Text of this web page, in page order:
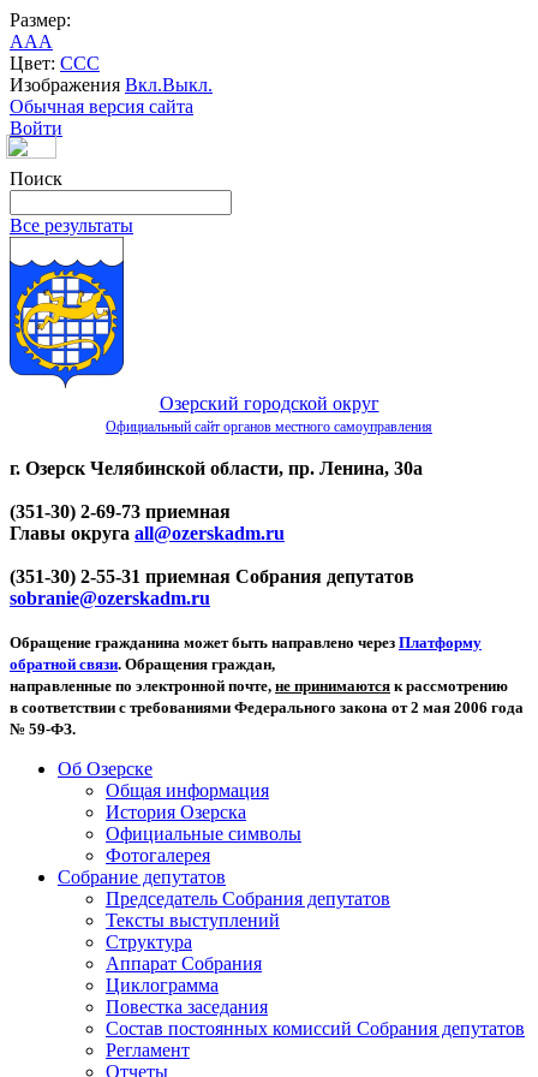
Размер:
AAA
Цвет: CCC
Изображения Вкл.Выкл.
Обычная версия сайта
Войти
Поиск
Все результаты
Озерский городской округ
Официальный сайт органов местного самоуправления
г. Озерск Челябинской области, пр. Ленина, 30а
(351-30) 2-69-73 приемная
Главы округа all@ozerskadm.ru
(351-30) 2-55-31 приемная Собрания депутатов
sobranie@ozerskadm.ru
Обращение гражданина может быть направлено через Платформу
обратной связи. Обращения граждан,
направленные по электронной почте, не принимаются к рассмотрению
в соответствии с требованиями Федерального закона от 2 мая 2006 года
№ 59-ФЗ.
Об Озерске
Общая информация
История Озерска
Официальные символы
Фотогалерея
Собрание депутатов
Председатель Собрания депутатов
Тексты выступлений
Структура
Аппарат Собрания
Циклограмма
Повестка заседания
Состав постоянных комиссий Собрания депутатов
Регламент
Отчеты